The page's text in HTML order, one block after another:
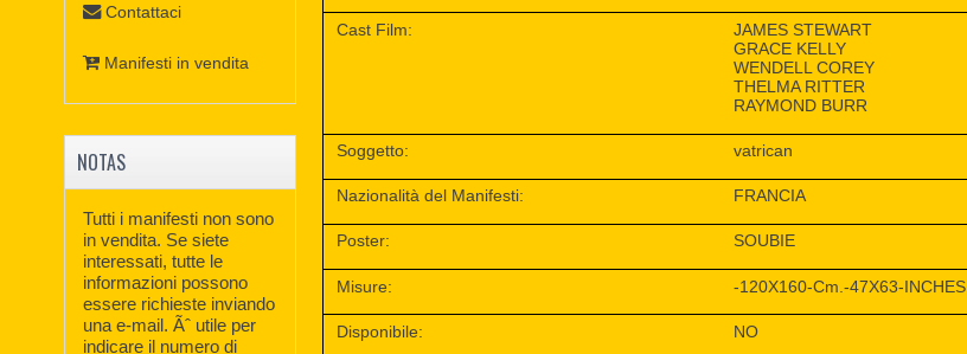
Cast Film:
JAMES STEWART
GRACE KELLY
WENDELL COREY
THELMA RITTER
RAYMOND BURR
Soggetto: vatrican
Nazionalità del Manifesti: FRANCIA
Poster: SOUBIE
Misure: -120X160-Cm.-47X63-INCHES
Disponibile: NO
Contattaci
Manifesti in vendita
NOTAS
Tutti i manifesti non sono
in vendita. Se siete
interessati, tutte le
informazioni possono
essere richieste inviando
una e-mail. Ãˆ utile per
indicare il numero di